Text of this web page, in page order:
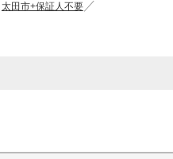
太田市+保証人不要